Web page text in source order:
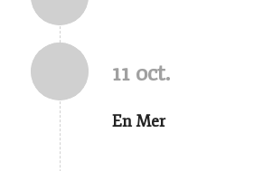
11 oct.
En Mer